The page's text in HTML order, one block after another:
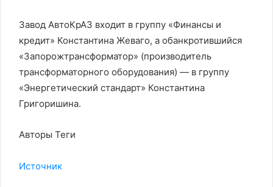
Завод АвтоКрАЗ входит в группу «Финансы и
кредит» Константина Жеваго, а обанкротившийся
«Запорожтрансформатор» (производитель
трансформаторного оборудования) — в группу
«Энергетический стандарт» Константина
Григоришина.
Авторы Теги
Источник